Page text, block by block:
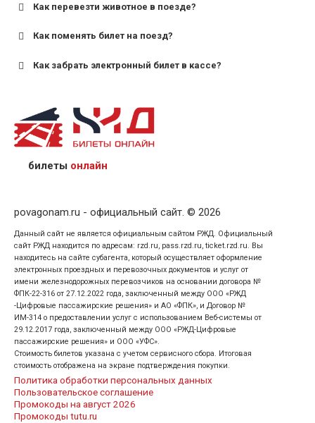
для пригородных поездов — от 7 лет.
Как перевезти животное в поезде?
Как поменять билет на поезд?
Как забрать электронный билет в кассе?
назвав кассиру 14-значный номер заказа;
предъявив удостоверение личности пассажира, на
кого оформлен билет.
билеты онлайн
povagonam.ru - официальный сайт. © 2026
Данный сайт не является официальным сайтом РЖД. Официальный
сайт РЖД находится по адресам: rzd.ru, pass.rzd.ru, ticket.rzd.ru. Вы
находитесь на сайте субагента, который осуществляет оформление
электронных проездных и перевозочных документов и услуг от
имени железнодорожных перевозчиков на основании договора №
ФПК-22-316 от 27.12.2022 года, заключенный между ООО «РЖД
-Цифровые пассажирские решения» и АО «ФПК», и Договор №
ИМ-314 о предоставлении услуг с использованием Веб-системы от
29.12.2017 года, заключенный между ООО «РЖД-Цифровые
пассажирские решения» и ООО «УФС».
Стоимость билетов указана с учетом сервисного сбора. Итоговая
стоимость отображена на экране подтверждения покупки.
Политика обработки персональных данных
Пользовательское соглашение
Промокоды на август 2026
Промокоды tutu.ru